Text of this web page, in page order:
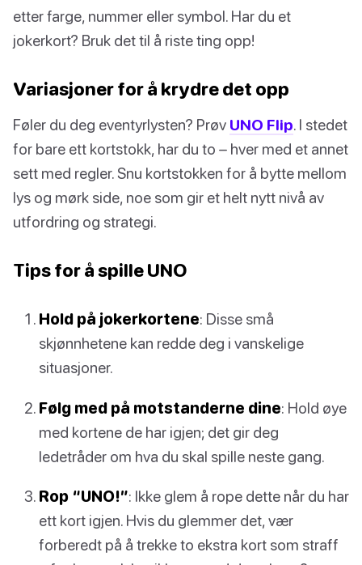
etter farge, nummer eller symbol. Har du et
jokerkort? Bruk det til å riste ting opp!
Variasjoner for å krydre det opp
Føler du deg eventyrlysten? Prøv UNO Flip. I stedet
for bare ett kortstokk, har du to – hver med et annet
sett med regler. Snu kortstokken for å bytte mellom
lys og mørk side, noe som gir et helt nytt nivå av
utfordring og strategi.
Tips for å spille UNO
Hold på jokerkortene: Disse små
skjønnhetene kan redde deg i vanskelige
situasjoner.
Følg med på motstanderne dine: Hold øye
med kortene de har igjen; det gir deg
ledetråder om hva du skal spille neste gang.
Rop “UNO!”: Ikke glem å rope dette når du har
ett kort igjen. Hvis du glemmer det, vær
forberedt på å trekke to ekstra kort som straff